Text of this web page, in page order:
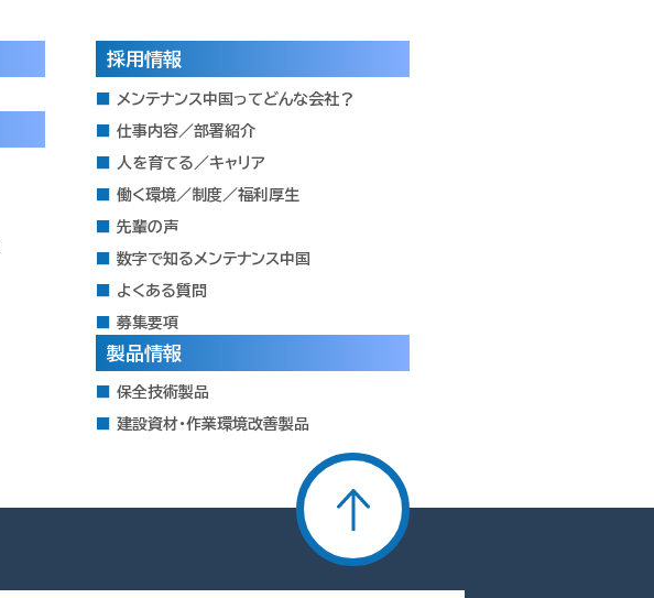
採用情報
メンテナンス中国ってどんな会社？
仕事内容／部署紹介
人を育てる／キャリア
働く環境／制度／福利厚生
先輩の声
数字で知るメンテナンス中国
よくある質問
募集要項
製品情報
保全技術製品
建設資材・作業環境改善製品